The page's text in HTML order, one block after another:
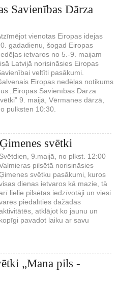
Savienības Dārza
vienotas Eiropas idejas
gadadienu, šogad Eiropas
ietvaros no 5.-9. maijam
Latvijā norisināsies Eiropas
veltīti pasākumi.
Eiropas nedēļas notikums
„Eiropas Savienības Dārza
9. maijā, Vērmanes dārzā,
pulksten 10:30.
svētki
Svētdien, 9.maijā, no plkst. 12:00
pilsētā norisināsies
svētku pasākumi, kuros
dienas ietvaros kā mazie, tā
lielie pilsētas iedzīvotāji un viesi
piedalīties dažādās
atklājot ko jaunu un
kopīgi pavadot laiku ar savu
„Mana pils -